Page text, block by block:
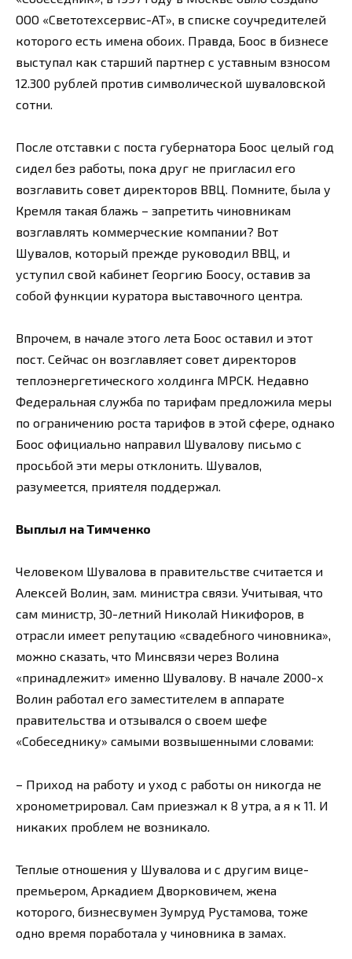
ООО «Светотехсервис-АТ», в списке соучредителей
которого есть имена обоих. Правда, Боос в бизнесе
выступал как старший партнер с уставным взносом
12.300 рублей против символической шуваловской
сотни.
После отставки с поста губернатора Боос целый год
сидел без работы, пока друг не пригласил его
возглавить совет директоров ВВЦ. Помните, была у
Кремля такая блажь – запретить чиновникам
возглавлять коммерческие компании? Вот
Шувалов, который прежде руководил ВВЦ, и
уступил свой кабинет Георгию Боосу, оставив за
собой функции куратора выставочного центра.
Впрочем, в начале этого лета Боос оставил и этот
пост. Сейчас он возглавляет совет директоров
теплоэнергетического холдинга МРСК. Недавно
Федеральная служба по тарифам предложила меры
по ограничению роста тарифов в этой сфере, однако
Боос официально направил Шувалову письмо с
просьбой эти меры отклонить. Шувалов,
разумеется, приятеля поддержал.
Выплыл на Тимченко
Человеком Шувалова в правительстве считается и
Алексей Волин, зам. министра связи. Учитывая, что
сам министр, 30-летний Николай Никифоров, в
отрасли имеет репутацию «свадебного чиновника»,
можно сказать, что Минсвязи через Волина
«принадлежит» именно Шувалову. В начале 2000-х
Волин работал его заместителем в аппарате
правительства и отзывался о своем шефе
«Собеседнику» самыми возвышенными словами:
– Приход на работу и уход с работы он никогда не
хронометрировал. Сам приезжал к 8 утра, а я к 11. И
никаких проблем не возникало.
Теплые отношения у Шувалова и с другим вице-
премьером, Аркадием Дворковичем, жена
которого, бизнесвумен Зумруд Рустамова, тоже
одно время поработала у чиновника в замах.